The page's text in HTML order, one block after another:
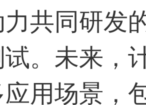
共同研发
。未来，
用场景，